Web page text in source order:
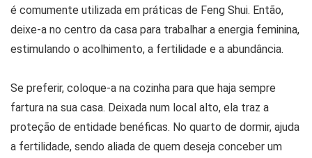
é comumente utilizada em práticas de Feng Shui. Então,
deixe-a no centro da casa para trabalhar a energia feminina,
estimulando o acolhimento, a fertilidade e a abundância.
Se preferir, coloque-a na cozinha para que haja sempre
fartura na sua casa. Deixada num local alto, ela traz a
proteção de entidade benéficas. No quarto de dormir, ajuda
a fertilidade, sendo aliada de quem deseja conceber um